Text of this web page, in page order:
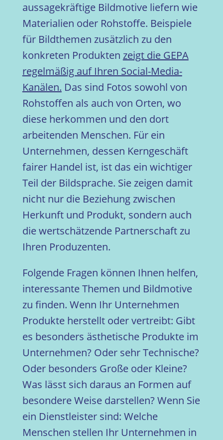
aussagekräftige Bildmotive liefern wie
Materialien oder Rohstoffe. Beispiele
für Bildthemen zusätzlich zu den
konkreten Produkten zeigt die GEPA
regelmäßig auf Ihren Social-Media-
Kanälen. Das sind Fotos sowohl von
Rohstoffen als auch von Orten, wo
diese herkommen und den dort
arbeitenden Menschen. Für ein
Unternehmen, dessen Kerngeschäft
fairer Handel ist, ist das ein wichtiger
Teil der Bildsprache. Sie zeigen damit
nicht nur die Beziehung zwischen
Herkunft und Produkt, sondern auch
die wertschätzende Partnerschaft zu
Ihren Produzenten.
Folgende Fragen können Ihnen helfen,
interessante Themen und Bildmotive
zu finden. Wenn Ihr Unternehmen
Produkte herstellt oder vertreibt: Gibt
es besonders ästhetische Produkte im
Unternehmen? Oder sehr Technische?
Oder besonders Große oder Kleine?
Was lässt sich daraus an Formen auf
besondere Weise darstellen? Wenn Sie
ein Dienstleister sind: Welche
Menschen stellen Ihr Unternehmen in